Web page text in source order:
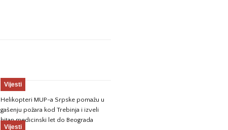
Vijesti
Helikopteri MUP-a Srpske pomažu u
gašenju požara kod Trebinja i izveli
hitan medicinski let do Beograda
Vijesti